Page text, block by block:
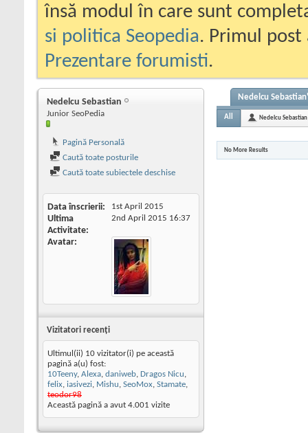
însă modul în care sunt
si politica Seopedia. Primul
Prezentare forumisti.
Nedelcu Sebastian
Junior SeoPedia
Pagină Personală
Caută toate posturile
Caută toate subiectele deschise
Data înscrierii 1st April 2015
Ultima
Activitate
2nd April 2015 16:37
Avatar
Vizitatori recenţi
Ultimul(ii) 10 vizitator(i) pe această
pagină a(u) fost:
10Teeny, Alexa, daniweb, Dragos Nicu,
felix, iasivezi, Mishu, SeoMox, Stamate,
teodor98
Această pagină a avut 4.001 vizite
Nedelcu
All Nedelcu Sebastian
No More Results